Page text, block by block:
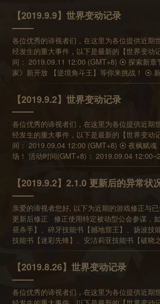
新后修正 修正R3-L 关卡异常。 修正璃与璃技
时机。 修正娜雅MZ 参谋效果，修正后，娜雅
方队伍前排有效。 ⦿ 7/31 更新后修正 修正
修正周二幻境试炼【 为生存而挣扎】敌人数值
食度与精神值的加乘效果 调整莫里斯被动技能
与战斗内一致，只调整叙述用词，不影响技能
异常累加问题。 [修正] 金位安洁莉亚MZ 搭配
时，在荷斯缇雅SP 气泡叠到四颗时，会导致安
能发动异常。 [修正] 安洁莉亚MZ 一魂技能可
【迷彩先锋】技能书被动技能 [修正] 希欧MZ
能效果与叙述不一致，修正后，会将技能效果
[修正] 璃【粉红色小怪兽】技能书二魂与四魂
能丢出红蛋之后可能导致后续伤害不受易伤效
人反击异常。 ⦿ 7/26 已知问题 雪尔森与法
时机异常，修正后，将会影响以下目前技能的
雪尔森的参谋技能发动时机将优先于周一幻境
石。 修正后，法蒂玛的参谋技能发动时机将优
箭】技能书被动技能。 迪兰【至黑之盾】技能
手】技能书、猫眼SP 和Deemo 被动技能发动
为战斗开始时发动，修正后，战斗开始时的技
于我方回合开始时。 金位安洁莉亚MZ 搭配黑
时，在荷斯缇雅SP 气泡叠到四颗时，会导致
能发动异常。 安洁莉亚MZ 一魂技能可能会异
锋】技能书被动技能。 希欧MZ 参谋技能与被
Android 装置发生出战异常问题，暂时无法使
后修正 修正挑战关卡《英雄内战(二)》新关卡
专属故事活动关卡异常 ⦿ 8/15 17:00 更新后
被动技能异常问题 ⦿ 补充8/14 更新后修正
宝箱叙述为只对"攻击效果" 增加50% 以符合其
周幻境试炼宝箱可对多段攻击与全体攻击有
正 修正R3-L 关卡异常。 修正璃与璃技能书
会击中已死亡敌人。 修正法蒂玛N 阶与R 阶参
修正娜雅MZ 参谋效果，修正后，娜雅MZ 参谋
排有效。 ⦿ 7/31 更新后修正 修正猫眼SP 四
神值的加乘效果 调整莫里斯被动技能在魂册显
一致，只调整叙述用词，不影响技能效果 修正
体攻击技能发动时，可能会导致攻击多个敌人
问题。 [修正] 金位安洁莉亚MZ 搭配黑位荷斯
常。 [修正] 安洁莉亚MZ 一魂技能可能会异常
叙述不一致，修正后，会将技能效果修改为与
【粉红色小怪兽】技能书二魂与四魂技能异常
蛋之后可能导致后续伤害不受易伤效果加乘，
正] 周一幻境试炼【高级】第三波和第四波战
常。 ⦿ 7/26 已知问题 雪尔森与法蒂玛参谋
的参谋技能发动时机将优先于周一幻境试炼关
正后，法蒂玛的参谋技能发动时机将优先于娜
能书被动技能。 迪兰【至黑之盾】技能书、琉
能书、猫眼SP 和Deemo 被动技能发动时机异
SP、雪莉、夏洛克(富可敌国) 可使用期间：
05:00 (GMT+8) 2. 免费角色：雷萨、璃(粉红
卡 可使用期间：09/23 05:00~09/30 05:00
筑更新 开放时间(GMT+8)： 2019.09.18
05:00 【共鸣三阶】(消耗50起源魂石) 荷丝缇
SP、猫眼SP、纳杰尔SP 【共鸣二阶】(消耗
勇士、雪莉、希欧、泉 【共鸣一阶】(消耗5起
牙 起源赋魂同步更新，同时契约构筑中当期角
下次更新时间： 2019.09.25 12:00 (GMT+8)
【2019.9.9】世界变动记录
各位优秀的谛视者们，在这里为各位提供近期
经发生的重大事件，以下是最新的【世界变动
间： 2019.09.11 12:00 (GMT+8) ⦿ 探索新章
家》新开放 【逆境角斗王】等你来挑战！ ⦿
任务 ⦿ 幻境试炼免费英雄更新 1. 免费角色：
玛(闪枫赤雷) 可使用期间：09/09 05:00~09/16
2. 免费角色：黯月SP、雪莉、夏洛克(富可敌
09/16 05:00~09/23 05:00 (GMT+8) ⦿ 契约构
时间(GMT+8)： 2019.09.18
阶】(消耗50起源魂石) 荷丝缇雅SP、安洁莉亚
杰尔SP 【共鸣二阶】(消耗20起源魂石) 蠢熊
欧、泉 【共鸣一阶】(消耗5起源魂石) 扬波、
时间： 2019.09.18 12:00 (GMT+8)
【2019.9.2】世界变动记录
各位优秀的谛视者们，在这里为各位提供近期
经发生的重大事件，以下是最新的【世界变动
间： 2019.09.04 12:00 (GMT+8) ⦿ 夜枫赋魂
场！ 活动时间(GMT+8)： 2019.09.04
共鸣三阶【泉SP、夏尔SP】出现！ 【莫里斯
阶及共鸣一阶的获得机率提升！ ※ 进行十连赋
个起源魂石，但不会提高赋魂机率 ※ 获得夏尔
SP的保底次数计算，反之亦然 ⦿《满月奇案搜
活动开放！ 活动时间(GMT+8)： 2019.09.04
5:00 ⦿ 透晶石商品调整 在2019.09.04 12:00
新制作以下充值档位 【1000储值透晶石+1100
648 RMB 重置首次购买优惠：1000储值透晶
石 同时移除原付费商品： 【1000储值透晶石
石】 ⦿ 欢庆雷亚八周年，登入奖励活动
12:00~2019.10.02 12:00 (GMT+8) 活动期间
入 10 日，奖励 1000 魂晶碎片 连续登入 15
【2019.9.2】2.1.0 更新后的异常状
亲爱的谛视者您好, 以下为近期的游戏修正
更新后修正 修正使用特定被动型公会参谋，
昼杀手】、碎牙技能书【撼地窟王】、扬波技
技能书【迷彩先锋】、安洁莉亚技能书【破晓
技能书【超载模组】，可能导致关卡无法结算
8/29 更新后修正 修正携带本次更新后新增的
结算后消失的异常问题。系统将会调查受影响
内进行损失道具的补发。 ⦿ 8/28 更新后已知
战或探索关卡时，可能需要更长的loading 时
【2019.8.26】世界变动记录
各位优秀的谛视者们，在这里为各位提供近期